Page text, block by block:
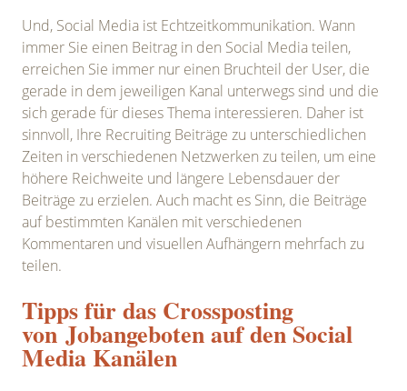
Und, Social Media ist Echtzeitkommunikation. Wann
immer Sie einen Beitrag in den Social Media teilen,
erreichen Sie immer nur einen Bruchteil der User, die
gerade in dem jeweiligen Kanal unterwegs sind und die
sich gerade für dieses Thema interessieren. Daher ist
sinnvoll, Ihre Recruiting Beiträge zu unterschiedlichen
Zeiten in verschiedenen Netzwerken zu teilen, um eine
höhere Reichweite und längere Lebensdauer der
Beiträge zu erzielen. Auch macht es Sinn, die Beiträge
auf bestimmten Kanälen mit verschiedenen
Kommentaren und visuellen Aufhängern mehrfach zu
teilen.
Tipps für das Crossposting
von Jobangeboten auf den Social
Media Kanälen